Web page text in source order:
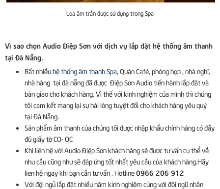
Loa âm trần được sử dụng trong Spa
Vì sao chọn Audio Điệp Sơn với dịch vụ lắp đặt hệ thống âm thanh
tại Đà Nẵng.
Rất nhiềuhệ thống âm thanh Spa , Quán Café, phòng họp , nhà nghĩ,
nhà hàng tại đà nẵng đã được Điệp Sơn Audio tiến hành lắp đặt và
bàn giao cho khách hàng. Vì thế với kinh nghiệm của mình thì chúng
tôi cam kết mang lại sự hài lòng tuyệt đối cho khách hàng yêu quý
tại Đà Nẵng.
Sản phẩm âm thanh của chúng tôi được nhập khẩu chính hảng có đầy
đủ giấy tờ CO- QC
Khi liên hệ với Audio Điệp Sơn khách hàng sẽ được tư vấn cụ thể về
nhu cầu cũng như sẽ đáp ứng tốt nhất yêu cầu của khách hàng.Hãy
lien hệ ngay khi bạn cần tư vấn . Hotline0966 206 912
Với đội ngủ lắp đặt nhiều năm kinh nghiệm cùng với đội ngũ nhân